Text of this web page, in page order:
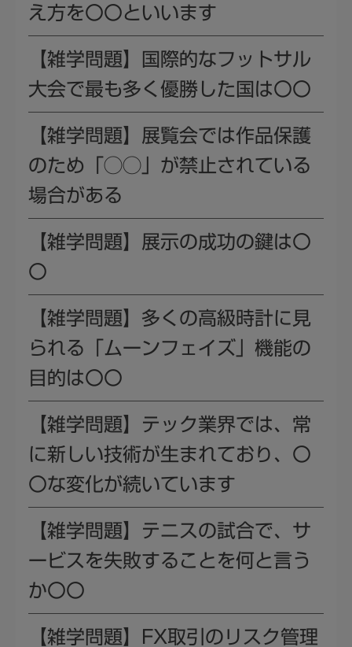
え方を〇〇といいます
【雑学問題】国際的なフットサル
大会で最も多く優勝した国は〇〇
【雑学問題】展覧会では作品保護
のため「◯◯」が禁止されている
場合がある
【雑学問題】展示の成功の鍵は〇
〇
【雑学問題】多くの高級時計に見
られる「ムーンフェイズ」機能の
目的は〇〇
【雑学問題】テック業界では、常
に新しい技術が生まれており、〇
〇な変化が続いています
【雑学問題】テニスの試合で、サ
ービスを失敗することを何と言う
か〇〇
【雑学問題】FX取引のリスク管理